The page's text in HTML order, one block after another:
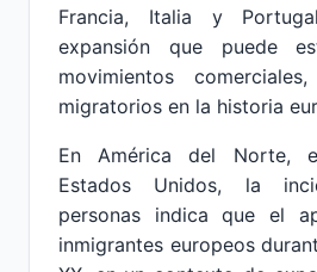
Francia, Italia y
expansión que puede
movimientos
migratorios en la historia
En América del Norte,
Estados Unidos, la
personas indica que el
inmigrantes europeos